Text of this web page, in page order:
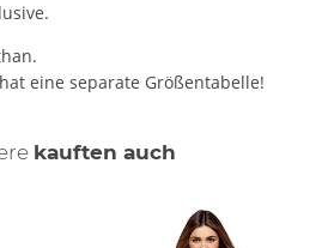
eine separate Größentabelle!
kauften auch